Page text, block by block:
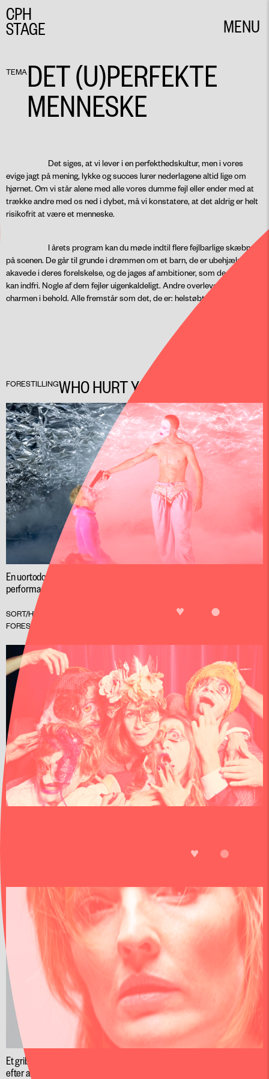
CPH
STAGE
MENU
TEMADET (U)PERFEKTE
MENNESKE
Det siges, at vi lever i en perfekthedskultur, men i vores
evige jagt på mening, lykke og succes lurer nederlagene altid lige om
hjørnet. Om vi står alene med alle vores dumme fejl eller ender med at
trække andre med os ned i dybet, må vi konstatere, at det aldrig er helt
risikofrit at være et menneske.
I årets program kan du møde indtil flere fejlbarlige skæbner
på scenen. De går til grunde i drømmen om et barn, de er ubehjælpsomt
akavede i deres forelskelse, og de jages af ambitioner, som de slet ikke
kan indfri. Nogle af dem fejler uigenkaldeligt. Andre overlever med
charmen i behold. Alle fremstår som det, de er: helstøbte mennesker.
FORESTILLINGWHO HURT YOU?
En uortodoks blanding af dans, video, koncert,
performance og dragshow.
SORT/HVID
FORESTILLING
Et gribende drama om en moderne kvindes altopslugende længsel
efter at få et barn.